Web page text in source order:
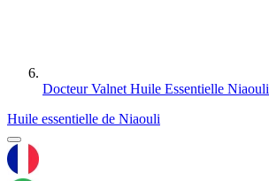
Docteur Valnet Huile Essentielle Niaouli
Huile essentielle de Niaouli